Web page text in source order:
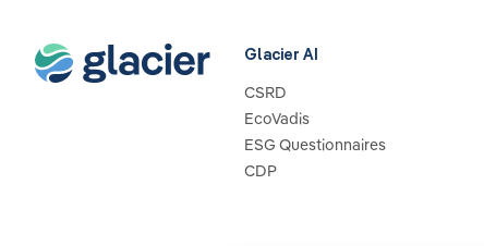
Glacier AI
CSRD
EcoVadis
ESG Questionnaires
CDP